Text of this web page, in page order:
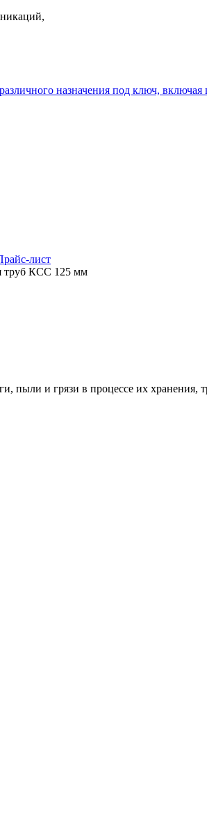
назначения под ключ,
лист
труб КСС 125 мм
пыли и грязи в процессе их хранения,